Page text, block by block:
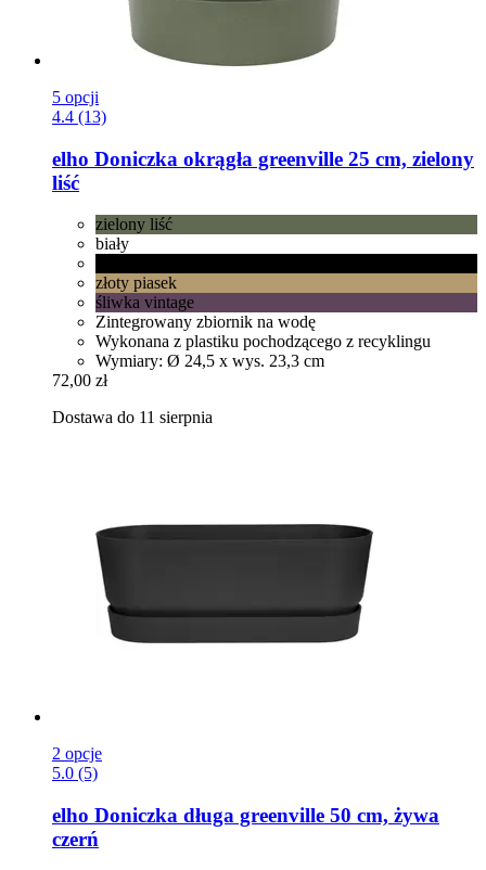
5 opcji
4.4 (13)
elho Doniczka okrągła greenville 25 cm, zielony
liść
zielony liść
biały
złoty piasek
śliwka vintage
Zintegrowany zbiornik na wodę
Wykonana z plastiku pochodzącego z recyklingu
Wymiary: Ø 24,5 x wys. 23,3 cm
72,00 zł
Dostawa do 11 sierpnia
2 opcje
5.0 (5)
elho Doniczka długa greenville 50 cm, żywa
czerń